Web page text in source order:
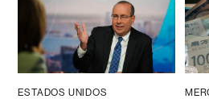
ESTADOS UNIDOS